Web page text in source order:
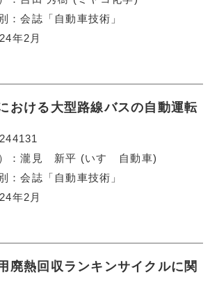
会誌「自動車技術」
年2月
おける大型路線バスの自動運転
瀧見 新平 (いすゞ自動車)
会誌「自動車技術」
年2月
廃熱回収ランキンサイクルに関